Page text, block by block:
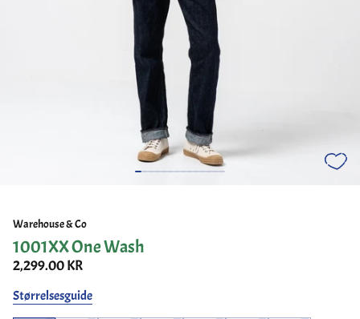
Warehouse & Co
1001XX One Wash
2,299.00 KR
Størrelsesguide